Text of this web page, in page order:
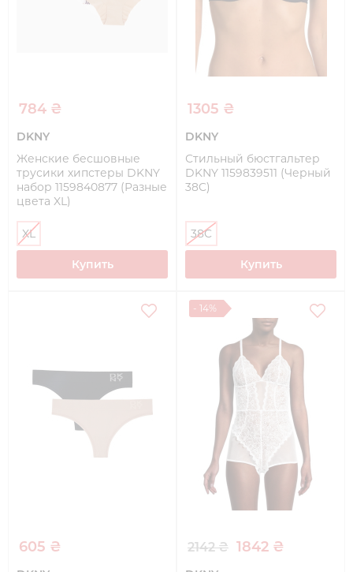
784 ₴
DKNY
Женские бесшовные
трусики хипстеры DKNY
набор 1159840877 (Разные
цвета XL)
XL
Купить
1305 ₴
DKNY
Стильный бюстгальтер
DKNY 1159839511 (Черный
38C)
38C
Купить
605 ₴
- 14%
2142 ₴ 1842 ₴